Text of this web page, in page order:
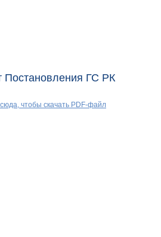
Постановления ГС РК
чтобы скачать PDF-файл